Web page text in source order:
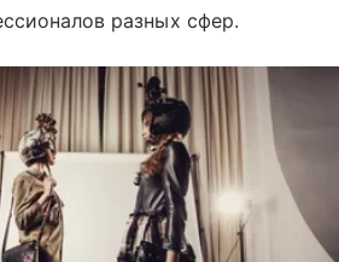
разных сфер.